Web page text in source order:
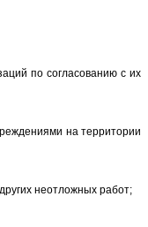
по согласованию с их
на территории
неотложных работ;